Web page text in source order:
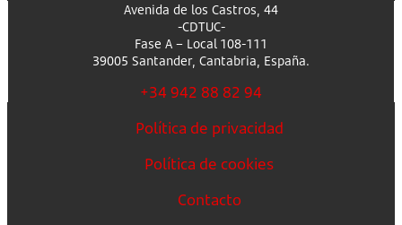
Avenida de los Castros, 44
-CDTUC-
Fase A – Local 108-111
39005 Santander, Cantabria, España.
+34 942 88 82 94
Política de privacidad
Política de cookies
Contacto